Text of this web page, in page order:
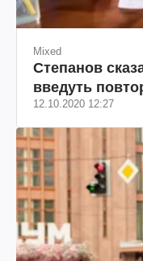
Mixed
Степанов
введуть
12.10.2020 12:27